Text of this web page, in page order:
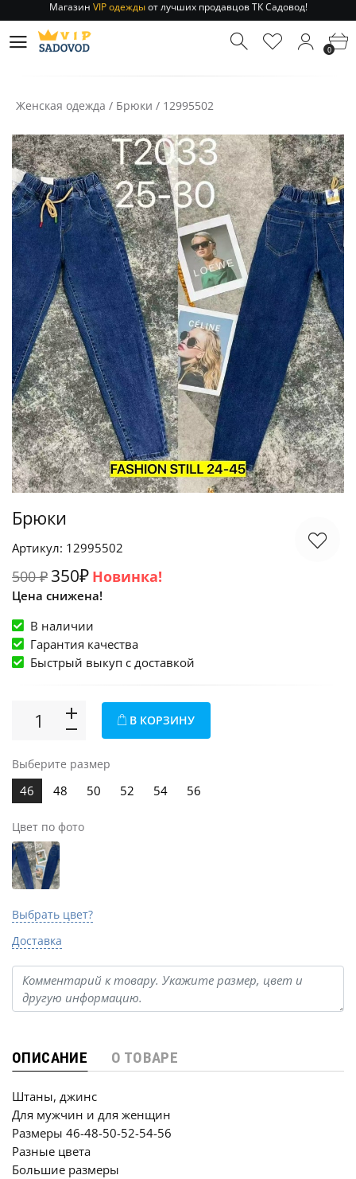
Отправление заказа 1-3 дняпо РФ и МСК!
Магазин
от лучших продавцов ТК Садовод!
0
Женская одежда / Брюки / 12995502
Брюки
Артикул: 12995502
500 ₽ 350₽ Новинка!
Цена снижена!
В наличии
Гарантия качества
Быстрый выкуп c доставкой
В КОРЗИНУ
Выберите размер
46 48 50 52 54 56
Цвет по фото
Выбрать цвет?
Доставка
ОПИСАНИЕ О ТОВАРЕ
Штаны, джинс
Для мужчин и для женщин
Размеры 46-48-50-52-54-56
Разные цвета
Большие размеры